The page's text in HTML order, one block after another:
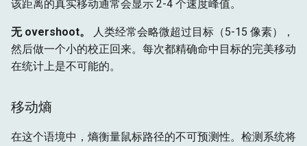
该距离的真实移动通常会显示 2-4 个速度峰值。
无 overshoot。
人类经常会略微超过目标（5-15 像素），
然后做一个小的校正回来。每次都精确命中目标的完美移动
在统计上是不可能的。
移动熵
在这个语境中，熵衡量鼠标路径的不可预测性。检测系统将